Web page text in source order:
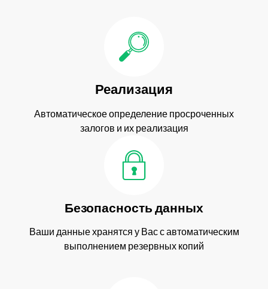
Реализация
Автоматическое определение просроченных
залогов и их реализация
Безопасность данных
Ваши данные хранятся у Вас с автоматическим
выполнением резервных копий